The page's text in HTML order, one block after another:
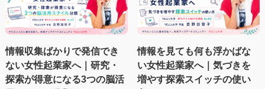
情報収集ばかりで発信でき
ない女性起業家へ｜研究・
探索が得意になる3つの脳活
情報を見ても何も浮かばな
い女性起業家へ｜気づきを
増やす探索スイッチの使い